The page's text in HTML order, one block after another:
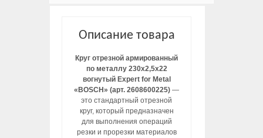
Описание товара
Круг отрезной армированный
по металлу 230х2,5х22
вогнутый Expert for Metal
«BOSCH» (арт. 2608600225) —
это стандартный отрезной
круг, который предназначен
для выполнения операций
резки и прорезки материалов